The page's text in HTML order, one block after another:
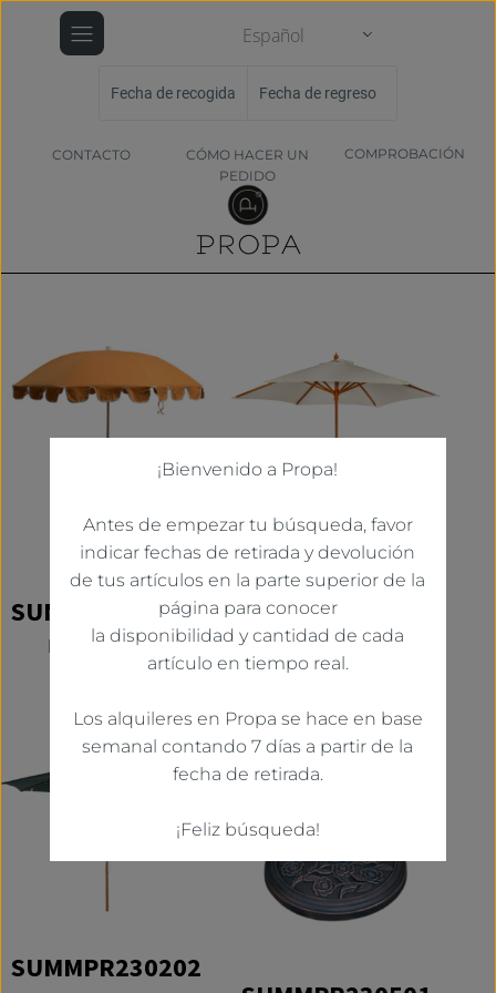
Español
Fecha de recogida Fecha de regreso
CONTACTO
CÓMO HACER UN
PEDIDO
COMPROBACIÓN
¡Bienvenido a Propa!
Antes de empezar tu búsqueda, favor
indicar fechas de retirada y devolución
de tus artículos en la parte superior de la
página para conocer
la disponibilidad y cantidad de cada
artículo en tiempo real.
Los alquileres en Propa se hace en base
semanal contando 7 días a partir de la
fecha de retirada.
¡Feliz búsqueda!
SUMMPR221006
PARASOL LISO
ANARANJADO
SUMMPR230201
PARASOL LISO GRANDE
COLOR CREMA
SUMMPR230202